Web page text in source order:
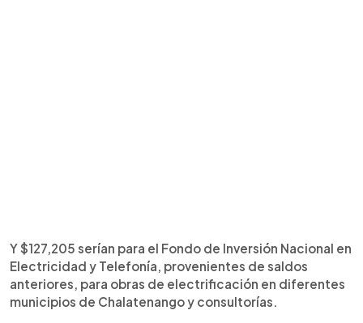
Y $127,205 serían para el Fondo de Inversión Nacional en
Electricidad y Telefonía, provenientes de saldos
anteriores, para obras de electrificación en diferentes
municipios de Chalatenango y consultorías.